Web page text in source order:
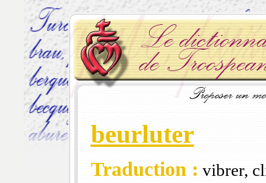
beurluter
Traduction : vibrer,